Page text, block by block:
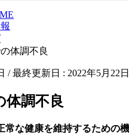
体調不良
/ 最終更新日 : 2022年5月22日
体調不良
常な健康を維持するための